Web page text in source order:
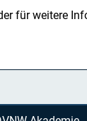
für weitere